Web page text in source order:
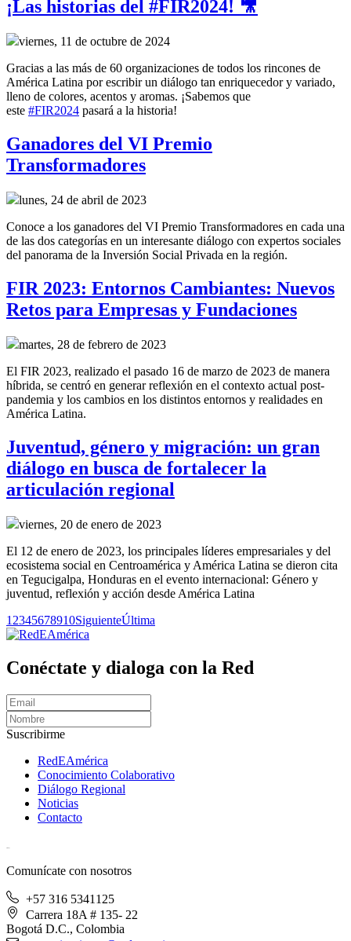
¡Las historias del #FIR2024! 🎥
viernes, 11 de octubre de 2024
Gracias a las más de 60 organizaciones de todos los rincones de
América Latina por escribir un diálogo tan enriquecedor y variado,
lleno de colores, acentos y aromas. ¡Sabemos que
este #FIR2024 pasará a la historia!
Ganadores del VI Premio
Transformadores
lunes, 24 de abril de 2023
Conoce a los ganadores del VI Premio Transformadores en cada una
de las dos categorías en un interesante diálogo con expertos sociales
del panorama de la Inversión Social Privada en la región.
FIR 2023: Entornos Cambiantes: Nuevos
Retos para Empresas y Fundaciones
martes, 28 de febrero de 2023
El FIR 2023, realizado el pasado 16 de marzo de 2023 de manera
híbrida, se centró en generar reflexión en el contexto actual post-
pandemia y los cambios en los distintos entornos y realidades en
América Latina.
Juventud, género y migración: un gran
diálogo en busca de fortalecer la
articulación regional
viernes, 20 de enero de 2023
El 12 de enero de 2023, los principales líderes empresariales y del
ecosistema social en Centroamérica y América Latina se dieron cita
en Tegucigalpa, Honduras en el evento internacional: Género y
juventud, reflexión y acción desde América Latina
1 2345678910SiguienteÚltima
Conéctate y dialoga con la Red
Suscribirme
RedEAmérica
Conocimiento Colaborativo
Diálogo Regional
Noticias
Contacto
Comunícate con nosotros
+57 316 5341125
Carrera 18A # 135- 22
Bogotá D.C., Colombia